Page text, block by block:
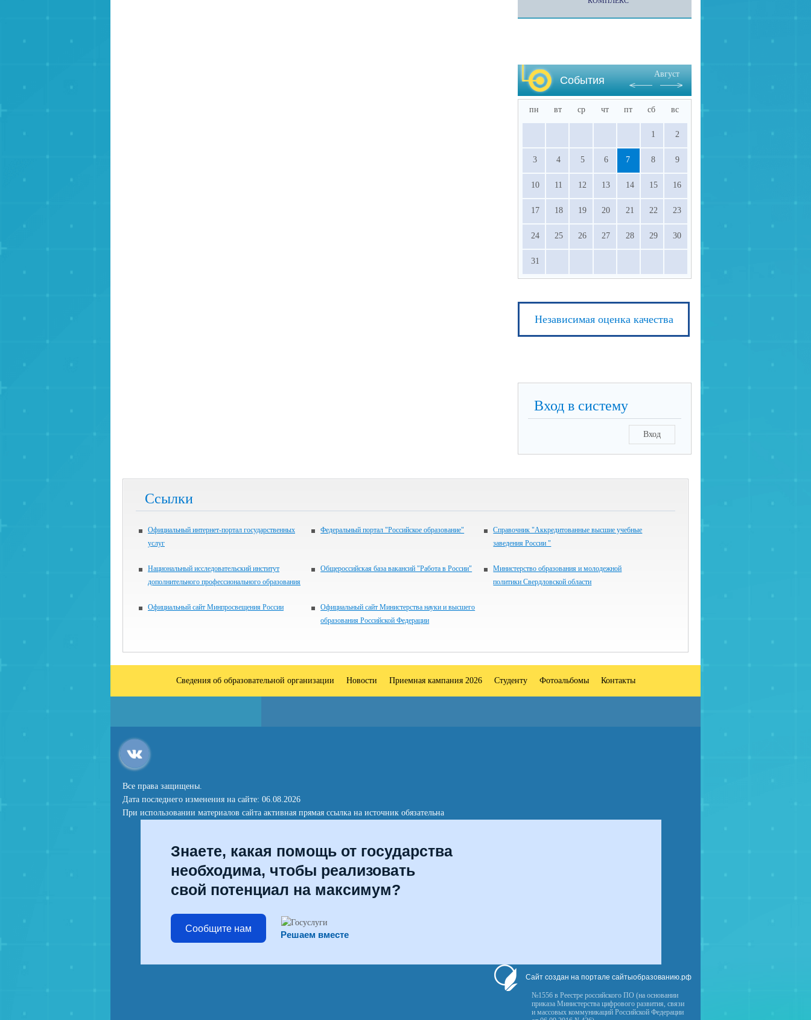
События
Август
пн вт ср чт пт сб вс
1 2
3 4 5 6 7 8 9
10 11 12 13 14 15 16
17 18 19 20 21 22 23
24 25 26 27 28 29 30
31
Независимая оценка качества
Вход в систему
Вход
Ссылки
Официальный интернет-портал государственных
услуг
Федеральный портал "Российское образование"
Справочник "Аккредитованные высшие учебные
заведения России "
Национальный исследовательский институт
дополнительного профессионального образования
Общероссийская база вакансий "Работа в России"
Министерство образования и молодежной
политики Свердловской области
Официальный сайт Минпросвещения России
Официальный сайт Министерства науки и высшего
образования Российской Федерации
Сведения об образовательной организации Новости Приемная кампания 2026 Студенту Фотоальбомы Контакты
Все права защищены.
Дата последнего изменения на сайте: 06.08.2026
При использовании материалов сайта активная прямая ссылка на источник обязательна
Знаете, какая помощь от государства
необходима, чтобы реализовать
свой потенциал на максимум?
Сообщите нам
Решаем вместе
Сайт создан на портале сайтыобразованию.рф
№1556 в Реестре российского ПО (на основании
приказа Министерства цифрового развития, связи
и массовых коммуникаций Российской Федерации